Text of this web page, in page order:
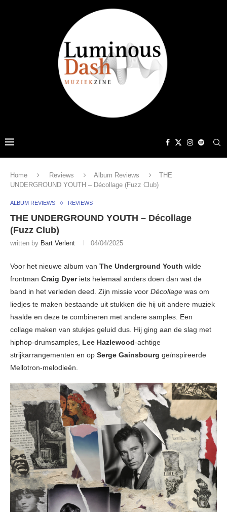
Home Reviews Album Reviews
THE
UNDERGROUND YOUTH – Décollage (Fuzz Club)
ALBUM REVIEWS REVIEWS
THE UNDERGROUND YOUTH – Décollage
(Fuzz Club)
written by Bart Verlent 04/04/2025
Voor het nieuwe album van The Underground Youth wilde
frontman Craig Dyeriets helemaal anders doen dan wat de
band in het verleden deed. Zijn missie voor Décollage was om
liedjes te maken bestaande uit stukken die hij uit andere muziek
haalde en deze te combineren met andere samples. Een
collage maken van stukjes geluid dus. Hij ging aan de slag met
hiphop-drumsamples, Lee Hazlewood-achtige
strijkarrangementen en op Serge Gainsbourg geïnspireerde
Mellotron-melodieën.